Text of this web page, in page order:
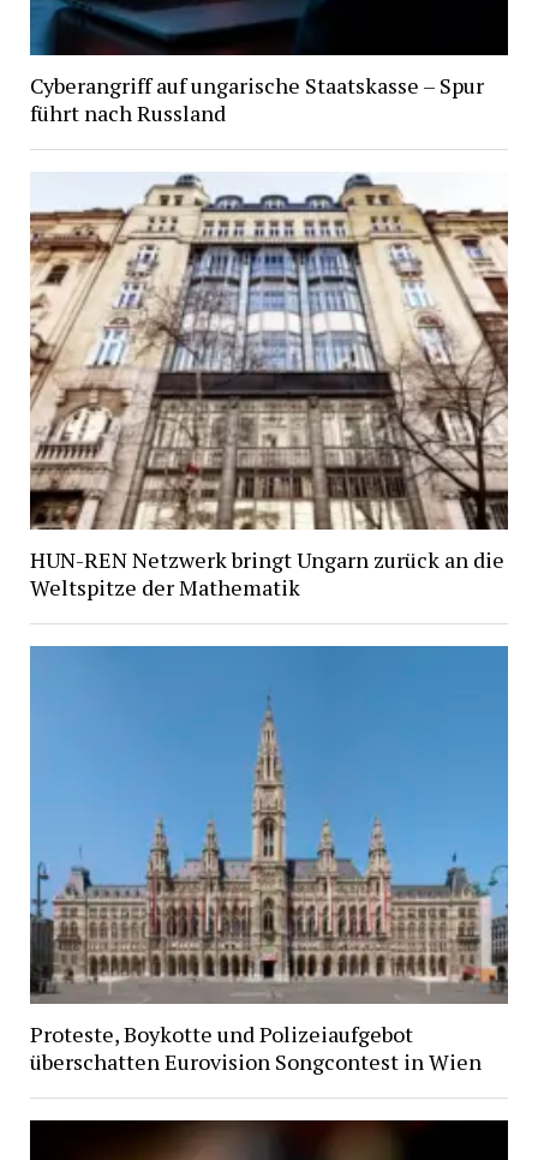
Cyberangriff auf ungarische Staatskasse – Spur
führt nach Russland
HUN-REN Netzwerk bringt Ungarn zurück an die
Weltspitze der Mathematik
Proteste, Boykotte und Polizeiaufgebot
überschatten Eurovision Songcontest in Wien